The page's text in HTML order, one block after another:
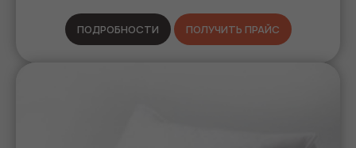
ПОДРОБНОСТИ ПОЛУЧИТЬ ПРАЙС